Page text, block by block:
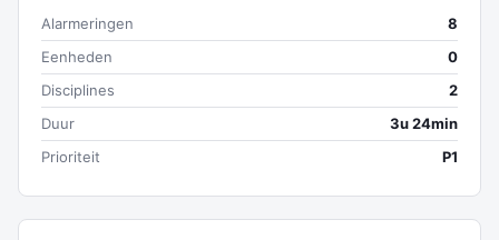
Alarmeringen
8
Eenheden
0
Disciplines
2
Duur
3u 24min
Prioriteit
P1